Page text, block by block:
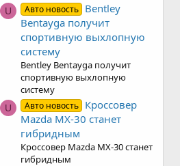
U Авто новость
Bentley
Bentayga получит
спортивную выхлопную
систему
Bentley Bentayga получит
спортивную выхлопную
систему
U Авто новость
Кроссовер
Mazda MX-30 станет
гибридным
Кроссовер Mazda MX-30 станет
гибридным